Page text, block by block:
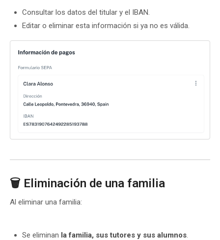
Consultar los datos del titular y el IBAN.
Editar o eliminar esta información si ya no es válida.
🗑️ Eliminación de una familia
Al eliminar una familia:
Se eliminan la familia, sus tutores y sus alumnos.